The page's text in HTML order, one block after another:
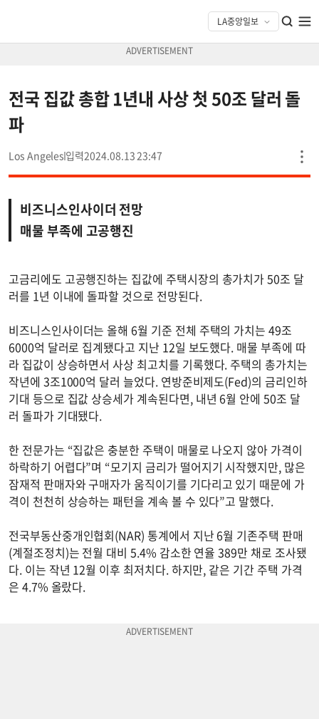
전국 집값 총합 1년내 사상 첫 50조 달러 돌
파
Los Angeles 2024.08.13 23:47
비즈니스인사이더 전망
매물 부족에 고공행진
고금리에도 고공행진하는 집값에 주택시장의 총가치가 50조 달
러를 1년 이내에 돌파할 것으로 전망된다.
비즈니스인사이더는 올해 6월 기준 전체 주택의 가치는 49조
6000억 달러로 집계됐다고 지난 12일 보도했다. 매물 부족에 따
라 집값이 상승하면서 사상 최고치를 기록했다. 주택의 총가치는
작년에 3조1000억 달러 늘었다. 연방준비제도(Fed)의 금리인하
기대 등으로 집값 상승세가 계속된다면, 내년 6월 안에 50조 달
러 돌파가 기대됐다.
한 전문가는 “집값은 충분한 주택이 매물로 나오지 않아 가격이
하락하기 어렵다”며 “모기지 금리가 떨어지기 시작했지만, 많은
잠재적 판매자와 구매자가 움직이기를 기다리고 있기 때문에 가
격이 천천히 상승하는 패턴을 계속 볼 수 있다”고 말했다.
전국부동산중개인협회(NAR) 통계에서 지난 6월 기존주택 판매
(계절조정치)는 전월 대비 5.4% 감소한 연율 389만 채로 조사됐
다. 이는 작년 12월 이후 최저치다. 하지만, 같은 기간 주택 가격
은 4.7% 올랐다.